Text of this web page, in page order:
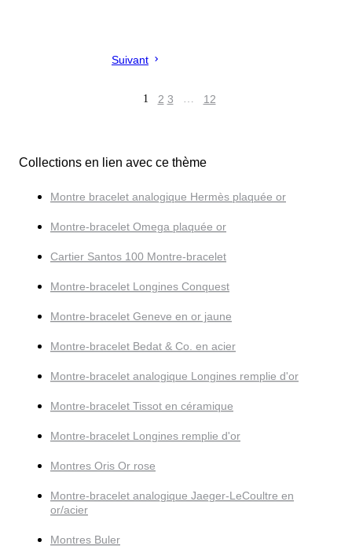
Suivant
1 2 3 … 12
Collections en lien avec ce thème
Montre bracelet analogique Hermès plaquée or
Montre-bracelet Omega plaquée or
Cartier Santos 100 Montre-bracelet
Montre-bracelet Longines Conquest
Montre-bracelet Geneve en or jaune
Montre-bracelet Bedat & Co. en acier
Montre-bracelet analogique Longines remplie d'or
Montre-bracelet Tissot en céramique
Montre-bracelet Longines remplie d'or
Montres Oris Or rose
Montre-bracelet analogique Jaeger-LeCoultre en
or/acier
Montres Buler